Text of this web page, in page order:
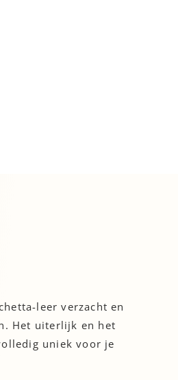
leer verzacht en
Het uiterlijk en het
uniek voor je